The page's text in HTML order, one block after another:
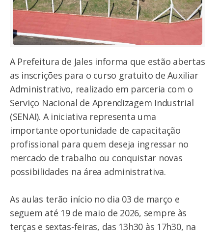
A Prefeitura de Jales informa que estão abertas
as inscrições para o curso gratuito de Auxiliar
Administrativo, realizado em parceria com o
Serviço Nacional de Aprendizagem Industrial
(SENAI). A iniciativa representa uma
importante oportunidade de capacitação
profissional para quem deseja ingressar no
mercado de trabalho ou conquistar novas
possibilidades na área administrativa.
As aulas terão início no dia 03 de março e
seguem até 19 de maio de 2026, sempre às
terças e sextas-feiras, das 13h30 às 17h30, na